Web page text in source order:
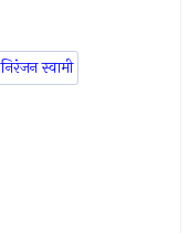
निरंजन स्वामी